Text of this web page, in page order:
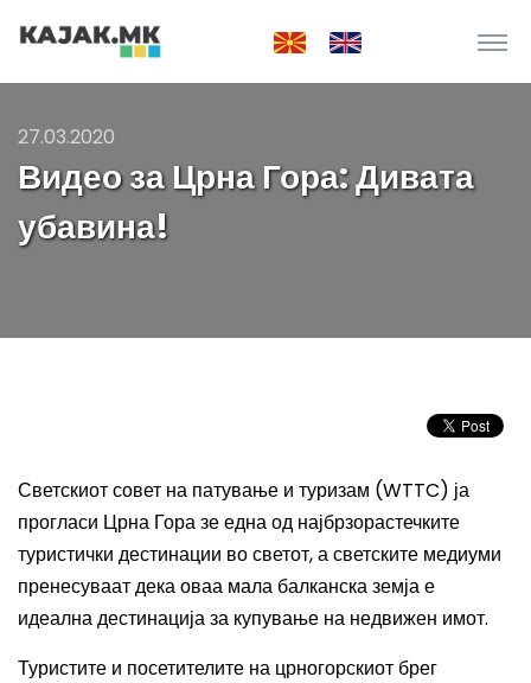
27.03.2020
Видео за Црна Гора: Дивата
убавина!
Светскиот совет на патување и туризам (WTTC) ја
прогласи Црна Гора зе една од најбрзорастечките
туристички дестинации во светот, а светските медиуми
пренесуваат дека оваа мала балканска земја е
идеална дестинација за купување на недвижен имот.
Туристите и посетителите на црногорскиот брег